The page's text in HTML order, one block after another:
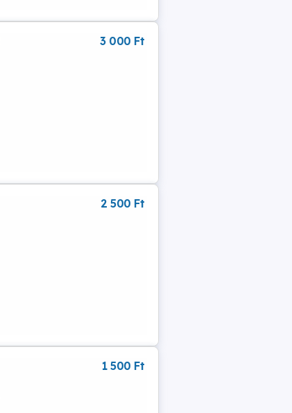
3 000 Ft
2 500 Ft
1 500 Ft